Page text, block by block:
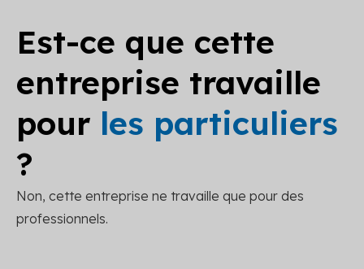
Est-ce que cette
entreprise travaille
pour les particuliers
?
Non, cette entreprise ne travaille que pour des
professionnels.